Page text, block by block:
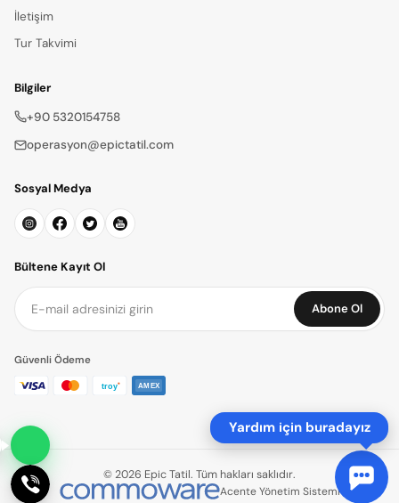
İletişim
Tur Takvimi
Bilgiler
+90 5320154758
operasyon@epictatil.com
Sosyal Medya
Bültene Kayıt Ol
Abone Ol
Güvenli Ödeme
© 2026 Epic Tatil. Tüm hakları saklıdır.
Acente Yönetim Sistemi
Yardım için buradayız